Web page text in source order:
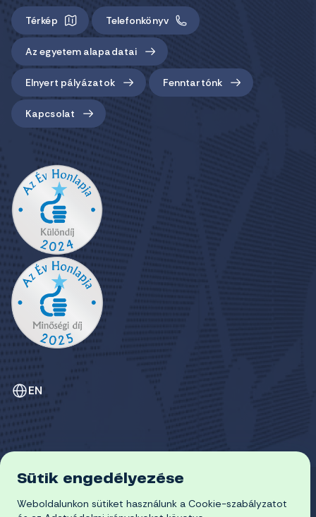
Térkép Telefonkönyv
Az egyetem alapadatai
Elnyert pályázatok Fenntartónk
Kapcsolat
EN
ADATVÉDELEM
COOKIE-SZABÁLYZAT
Sütik engedélyezése
Weboldalunkon sütiket használunk a Cookie-szabályzatot